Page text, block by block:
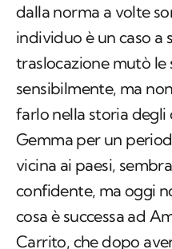
dalla norma a volte
individuo è un caso a
traslocazione mutò le
sensibilmente, ma
farlo nella storia degli
Gemma per un
vicina ai paesi,
confidente, ma oggi
cosa è successa ad
Carrito, che dopo